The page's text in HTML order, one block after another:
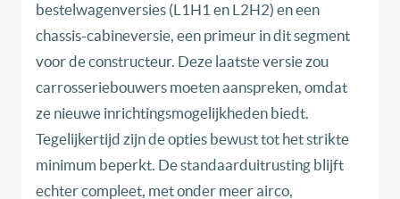
bestelwagenversies (L1H1 en L2H2) en een
chassis-cabineversie, een primeur in dit segment
voor de constructeur. Deze laatste versie zou
carrosseriebouwers moeten aanspreken, omdat
ze nieuwe inrichtingsmogelijkheden biedt.
Tegelijkertijd zijn de opties bewust tot het strikte
minimum beperkt. De standaarduitrusting blijft
echter compleet, met onder meer airco,